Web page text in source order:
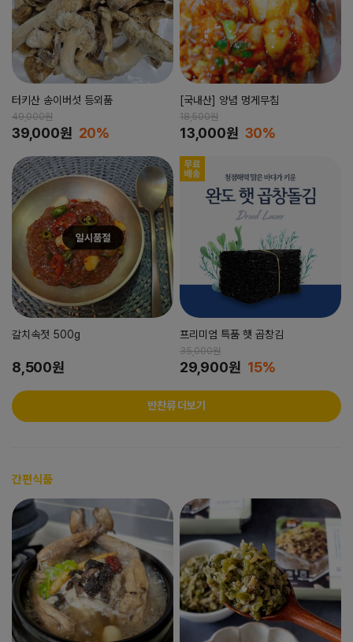
터키산 송이버섯 등외품
49,000원
39,000원 20%
[국내산] 양념 멍게무침
18,500원
13,000원 30%
갈치속젓 500g
8,500원
프리미엄 특품 햇 곱창김
35,000원
29,900원 15%
반찬류 더보기
간편식품